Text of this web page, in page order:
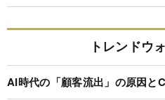
トレンドウ
AI時代の「顧客流出」の原因と